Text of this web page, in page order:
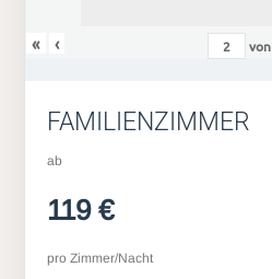
« ‹ von
FAMILIENZIMMER
ab
119 €
pro Zimmer/Nacht